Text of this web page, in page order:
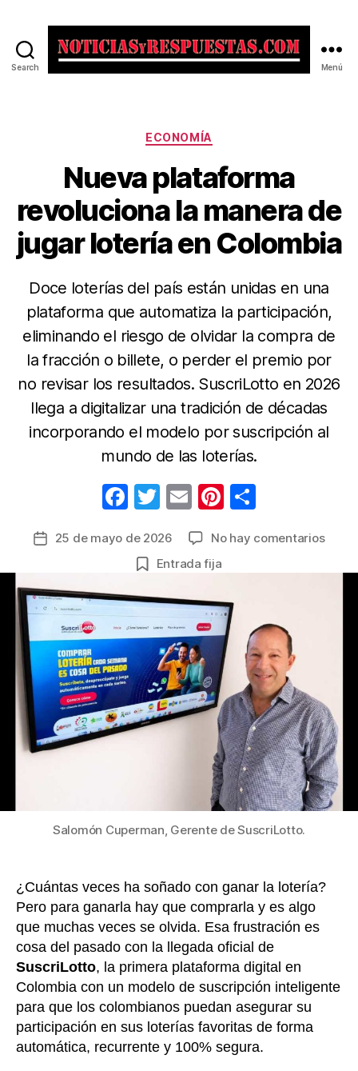
Search Menú
Categorías
ECONOMÍA
Nueva plataforma
revoluciona la manera de
jugar lotería en Colombia
Doce loterías del país están unidas en una
plataforma que automatiza la participación,
eliminando el riesgo de olvidar la compra de
la fracción o billete, o perder el premio por
no revisar los resultados. SuscriLotto en 2026
llega a digitalizar una tradición de décadas
incorporando el modelo por suscripción al
mundo de las loterías.
F
c
e
b
o
o
k
T
itt
er
E
ail
Pi
er
e
st
m
p
tir
Fecha
entrada
25 de mayo de 2026 No hay comentariosen
Entrada fija
Salomón Cuperman, Gerente de SuscriLotto.
¿Cuántas veces ha soñado con ganar la lotería?
Pero para ganarla hay que comprarla y es algo
que muchas veces se olvida. Esa frustración es
cosa del pasado con la llegada oficial de
SuscriLotto, la primera plataforma digital en
Colombia con un modelo de suscripción inteligente
para que los colombianos puedan asegurar su
participación en sus loterías favoritas de forma
automática, recurrente y 100% segura.